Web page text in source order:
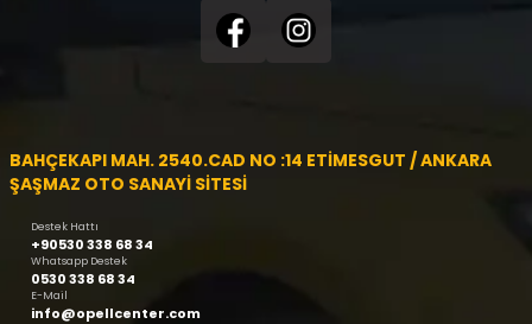
BAHÇEKAPI MAH. 2540.CAD NO :14 ETİMESGUT / ANKARA
ŞAŞMAZ OTO SANAYİ SİTESİ
Destek Hattı
+90530 338 68 34
Whatsapp Destek
0530 338 68 34
E-Mail
info@opellcenter.com